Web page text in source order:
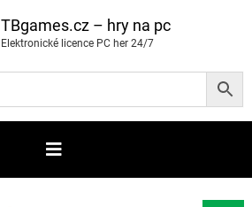
TBgames.cz – hry na pc
Elektronické licence PC her 24/7